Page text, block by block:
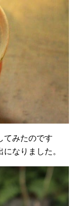
みたのです
なりました。